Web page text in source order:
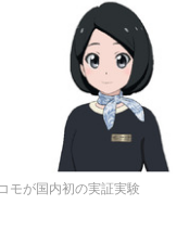
が国内初の実証実験